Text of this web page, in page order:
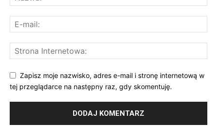
Zapisz moje nazwisko, adres e-mail i stronę internetową w
tej przeglądarce na następny raz, gdy skomentuję.